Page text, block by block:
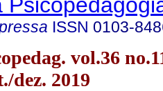
ISSN 0103-
vol.36
dez. 2019